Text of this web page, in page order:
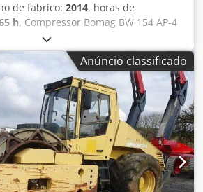
de fabrico: 2014, horas de
h, Compressor Bomag BW 154 AP-4
2014, horas de funcionamento:
Kubota [55,4 kW/75 CV], Asphalt
Bomag, cortador de asfalto do lado
tambor com superfície lisa, bom
imediato. Crsdpszpdh Uofx Akwef
uma proposta de
O Sr. Mihm (tel. ) terá
lo. Mais informações podem ser
site. Erros e vendas prévias
possível. = Mais informações =
para obter mais informações.
Anúncio classificado